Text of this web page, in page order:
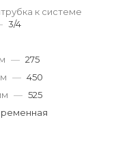
к системе
3/4
— 275
— 450
— 525